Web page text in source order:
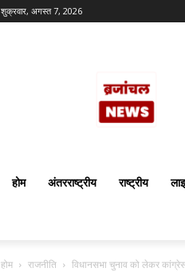
शुक्रवार, अगस्त 7, 2026
होम अंतरराष्ट्रीय राष्ट्रीय
होम राजनीति विधानसभा चुनाव को लेकर